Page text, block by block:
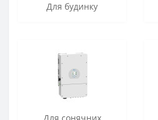
Для будинку